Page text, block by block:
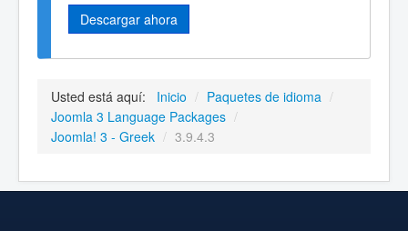
Descargar ahora
Usted está aquí: Inicio / Paquetes de idioma /
Joomla 3 Language Packages /
Joomla! 3 - Greek / 3.9.4.3